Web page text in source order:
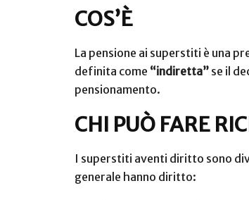
COS’È
La pensione ai superstiti è una
definita come “indiretta” se il
pensionamento.
CHI PUÒ FARE
I superstiti aventi diritto sono
generale hanno diritto: